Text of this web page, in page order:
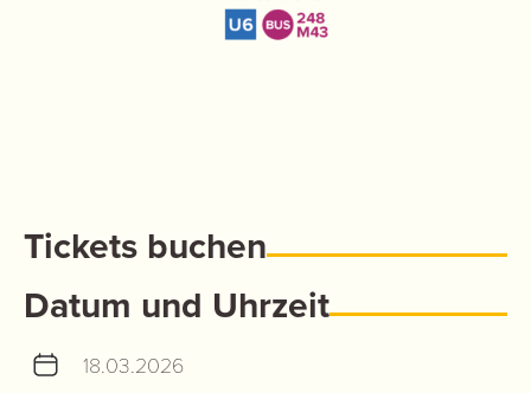
Tickets buchen
Datum und Uhrzeit
18.03.2026